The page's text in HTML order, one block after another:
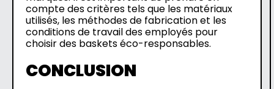
compte des critères tels que les matériaux
utilisés, les méthodes de fabrication et les
conditions de travail des employés pour
choisir des baskets éco-responsables.
CONCLUSION